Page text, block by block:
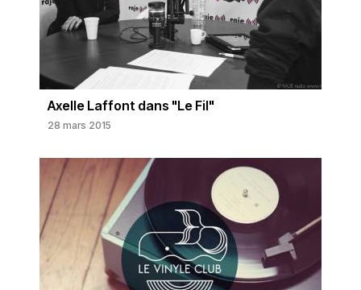
Axelle Laffont dans "Le Fil"
28 mars 2015